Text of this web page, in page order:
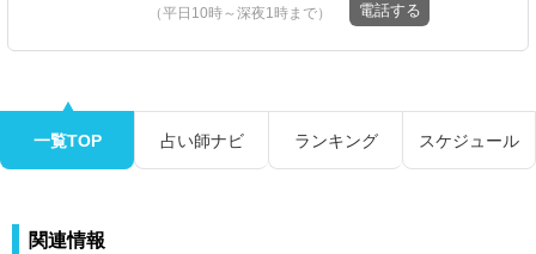
（平日10時～深夜1時まで） 電話する
一覧TOP 占い師ナビ ランキング スケジュール
関連情報